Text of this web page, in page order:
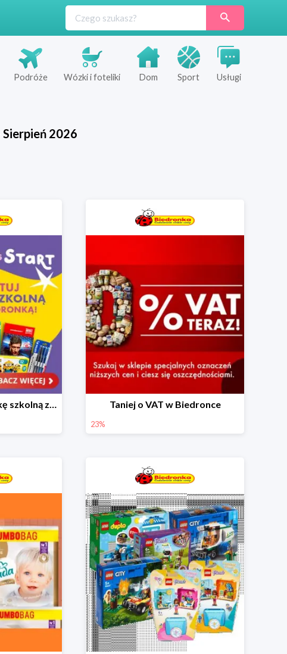
Podróże Wózki i foteliki Dom Sport Usługi
Sierpień 2026
Skompletuj wyprawkę szkolną z Biedronką od 4,99 zł Taniej o VAT w Biedronce
23%